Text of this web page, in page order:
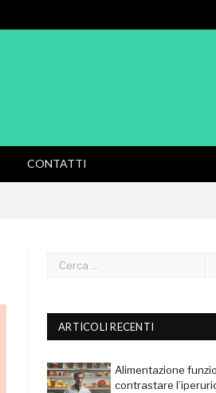
CONTATTI
ARTICOLI RECENTI
Alimentazione
contrastare